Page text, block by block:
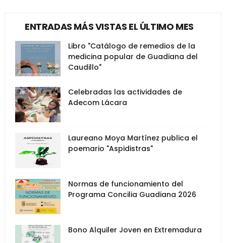
ENTRADAS MÁS VISTAS EL ÚLTIMO MES
Libro "Catálogo de remedios de la
medicina popular de Guadiana del
Caudillo"
Celebradas las actividades de
Adecom Lácara
Laureano Moya Martínez publica el
poemario "Aspidistras"
Normas de funcionamiento del
Programa Concilia Guadiana 2026
Bono Alquiler Joven en Extremadura